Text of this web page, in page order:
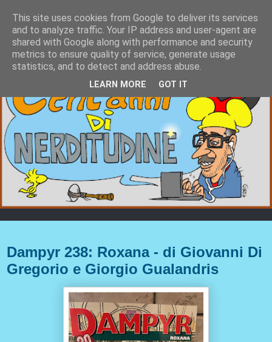
Dampyr 238: Roxana - di Giovanni Di
Gregorio e Giorgio Gualandris
This site uses cookies from Google to deliver its services
and to analyze traffic. Your IP address and user-agent are
shared with Google along with performance and security
metrics to ensure quality of service, generate usage
statistics, and to detect and address abuse.
LEARN MORE GOT IT